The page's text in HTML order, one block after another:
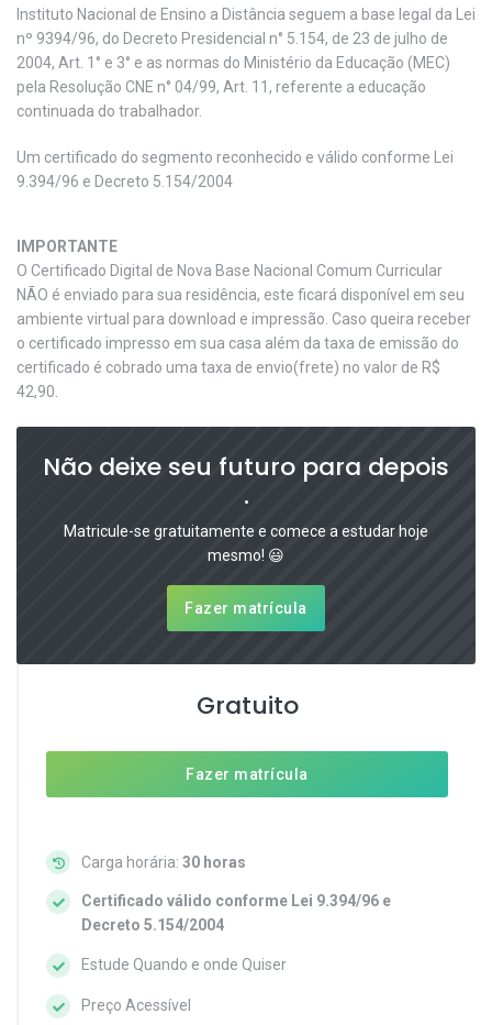
Instituto Nacional de Ensino a Distância seguem a base legal da Lei
nº 9394/96, do Decreto Presidencial n° 5.154, de 23 de julho de
2004, Art. 1° e 3° e as normas do Ministério da Educação (MEC)
pela Resolução CNE n° 04/99, Art. 11, referente a educação
continuada do trabalhador.
Um certificado do segmento reconhecido e válido conforme Lei
9.394/96 e Decreto 5.154/2004
IMPORTANTE
O Certificado Digital de Nova Base Nacional Comum Curricular
NÃO é enviado para sua residência, este ficará disponível em seu
ambiente virtual para download e impressão. Caso queira receber
o certificado impresso em sua casa além da taxa de emissão do
certificado é cobrado uma taxa de envio(frete) no valor de R$
42,90.
Não deixe seu futuro para depois
.
Matricule-se gratuitamente e comece a estudar hoje
mesmo! 😃
Fazer matrícula
Gratuito
Fazer matrícula
Carga horária: 30 horas
Certificado válido conforme Lei 9.394/96 e
Decreto 5.154/2004
Estude Quando e onde Quiser
Preço Acessível